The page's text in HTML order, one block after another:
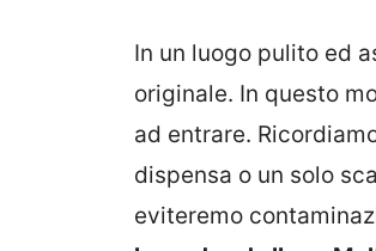
In un luogo pulito ed
originale. In questo
ad entrare.
dispensa o un solo
eviteremo